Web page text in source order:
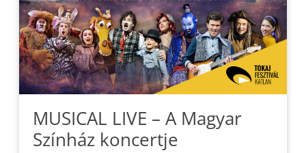
MUSICAL LIVE – A Magyar
Színház koncertje